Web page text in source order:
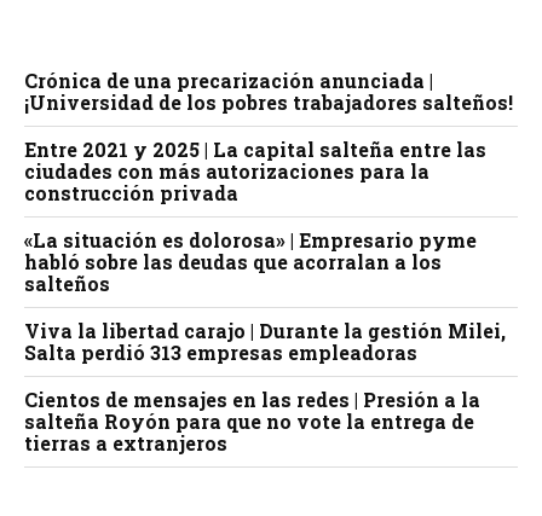
Crónica de una precarización anunciada |
¡Universidad de los pobres trabajadores salteños!
Entre 2021 y 2025 | La capital salteña entre las
ciudades con más autorizaciones para la
construcción privada
«La situación es dolorosa» | Empresario pyme
habló sobre las deudas que acorralan a los
salteños
Viva la libertad carajo | Durante la gestión Milei,
Salta perdió 313 empresas empleadoras
Cientos de mensajes en las redes | Presión a la
salteña Royón para que no vote la entrega de
tierras a extranjeros